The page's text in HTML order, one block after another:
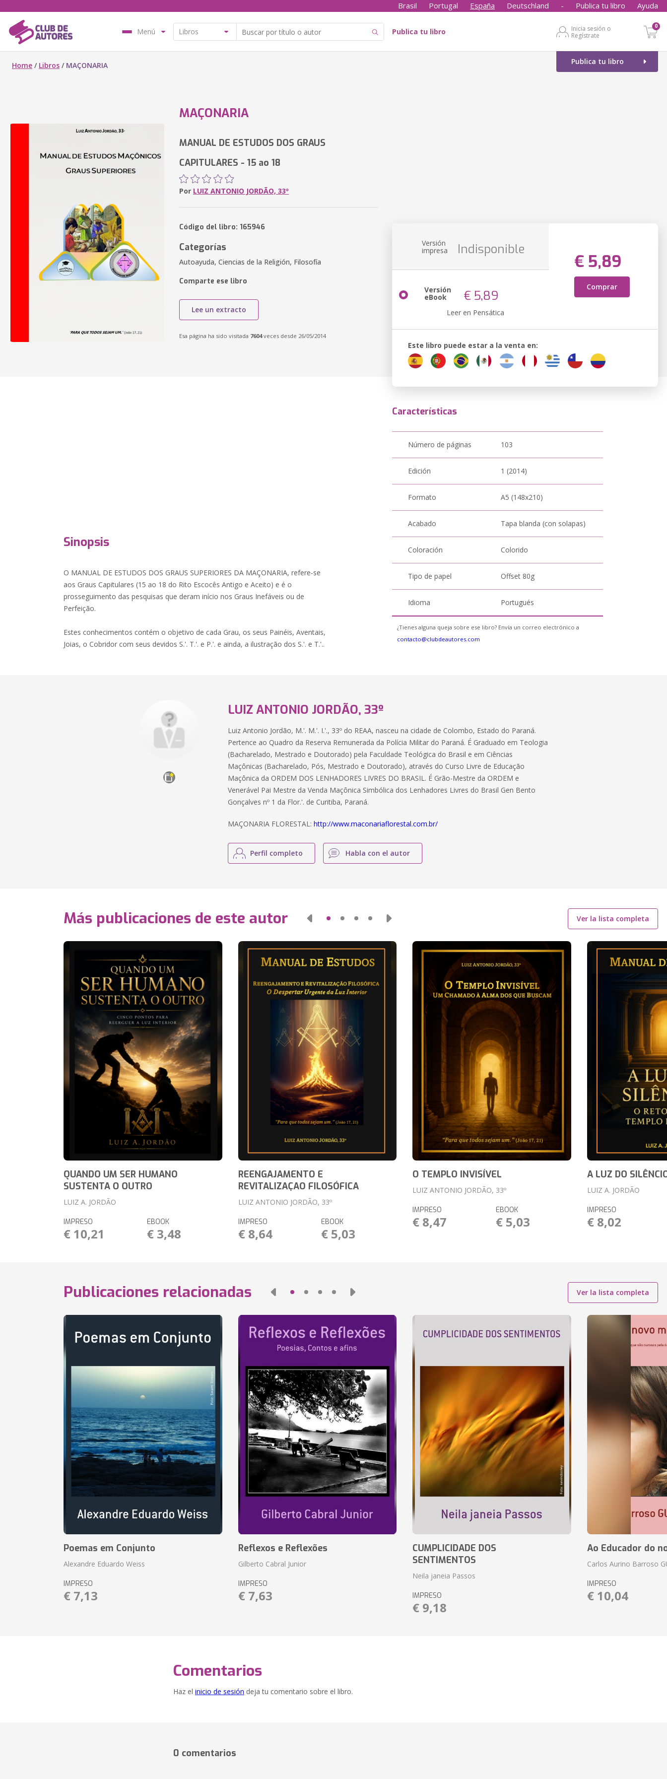
Brasil Portugal España Deutschland - Publica tu libro Ayuda
Menú Publica tu libro
Inicia sesión o
Regístrate
0
Publica tu libro
Home / Libros / MAÇONARIA
MAÇONARIA
MANUAL DE ESTUDOS DOS GRAUS
CAPITULARES - 15 ao 18
Por LUIZ ANTONIO JORDÃO, 33º
Código del libro: 165946
Categorías
Autoayuda, Ciencias de la Religión, Filosofía
Comparte ese libro
Lee un extracto
Esa página ha sido visitada 7604veces desde 26/05/2014
Versión
impresa Indisponible
€ 5,89
Comprar
Versión
eBook € 5,89
Leer en Pensática
Este libro puede estar a la venta en:
Sinopsis
O MANUAL DE ESTUDOS DOS GRAUS SUPERIORES DA MAÇONARIA, refere-se
aos Graus Capitulares (15 ao 18 do Rito Escocês Antigo e Aceito) e é o
prosseguimento das pesquisas que deram início nos Graus Inefáveis ou de
Perfeição.
Estes conhecimentos contém o objetivo de cada Grau, os seus Painéis, Aventais,
Joias, o Cobridor com seus devidos S.'. T.'. e P.'. e ainda, a ilustração dos S.'. e T.'..
Características
Número de páginas 103
Edición 1 (2014)
Formato A5 (148x210)
Acabado Tapa blanda (con solapas)
Coloración Colorido
Tipo de papel Offset 80g
Idioma Portugués
¿Tienes alguna queja sobre ese libro? Envía un correo electrónico a
contacto@clubdeautores.com
LUIZ ANTONIO JORDÃO, 33º
Luiz Antonio Jordão, M.'. M.'. I.'., 33º do REAA, nasceu na cidade de Colombo, Estado do Paraná.
Pertence ao Quadro da Reserva Remunerada da Polícia Militar do Paraná. É Graduado em Teologia
(Bacharelado, Mestrado e Doutorado) pela Faculdade Teológica do Brasil e em Ciências
Maçônicas (Bacharelado, Pós, Mestrado e Doutorado), através do Curso Livre de Educação
Maçônica da ORDEM DOS LENHADORES LIVRES DO BRASIL. É Grão-Mestre da ORDEM e
Venerável Pai Mestre da Venda Maçônica Simbólica dos Lenhadores Livres do Brasil Gen Bento
Gonçalves nº 1 da Flor.'. de Curitiba, Paraná.
MAÇONARIA FLORESTAL:http://www.maconariaflorestal.com.br/
Perfil completo Habla con el autor
Más publicaciones de este autor Ver la lista completa
QUANDO UM SER HUMANO
SUSTENTA O OUTRO
LUIZ A. JORDÃO
IMPRESO
€ 10,21
EBOOK
€ 3,48
REENGAJAMENTO E
REVITALIZAÇAO FILOSÓFICA
LUIZ ANTONIO JORDÃO, 33º
IMPRESO
€ 8,64
EBOOK
€ 5,03
O TEMPLO INVISÍVEL
LUIZ ANTONIO JORDÃO, 33º
IMPRESO
€ 8,47
EBOOK
€ 5,03
A LUZ DO
LUIZ A. JORDÃO
IMPRESO
€ 8,02
Publicaciones relacionadas Ver la lista completa
Poemas em Conjunto
Alexandre Eduardo Weiss
IMPRESO
€ 7,13
Reflexos e Reflexões
Gilberto Cabral Junior
IMPRESO
€ 7,63
CUMPLICIDADE DOS
SENTIMENTOS
Neila janeia Passos
IMPRESO
€ 9,18
Ao Educador do
Carlos Aurino Barroso
IMPRESO
€ 10,04
Comentarios
Haz el inicio de sesión deja tu comentario sobre el libro.
0 comentarios